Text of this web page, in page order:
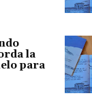
la
para